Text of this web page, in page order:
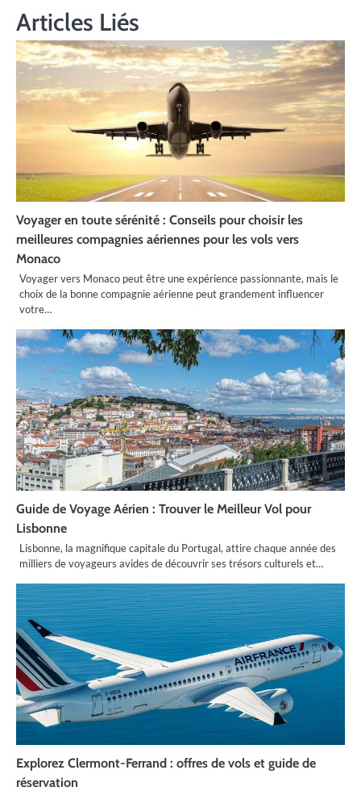
l’article
Articles Liés
Voyager en toute sérénité : Conseils pour choisir les
meilleures compagnies aériennes pour les vols vers
Monaco
Voyager vers Monaco peut être une expérience passionnante, mais le
choix de la bonne compagnie aérienne peut grandement influencer
votre…
Guide de Voyage Aérien : Trouver le Meilleur Vol pour
Lisbonne
Lisbonne, la magnifique capitale du Portugal, attire chaque année des
milliers de voyageurs avides de découvrir ses trésors culturels et…
Explorez Clermont-Ferrand : offres de vols et guide de
réservation